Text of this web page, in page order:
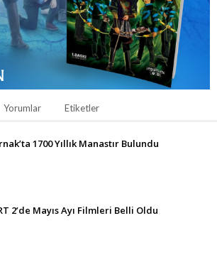
Yorumlar Etiketler
1700 Yıllık Manastır Bulundu
2’de Mayıs Ayı Filmleri Belli Oldu